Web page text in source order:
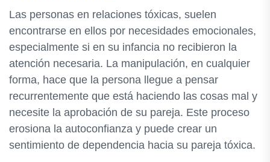
Las personas en relaciones tóxicas, suelen
encontrarse en ellos por necesidades emocionales,
especialmente si en su infancia no recibieron la
atención necesaria. La manipulación, en cualquier
forma, hace que la persona llegue a pensar
recurrentemente que está haciendo las cosas mal y
necesite la aprobación de su pareja. Este proceso
erosiona la autoconfianza y puede crear un
sentimiento de dependencia hacia su pareja tóxica.